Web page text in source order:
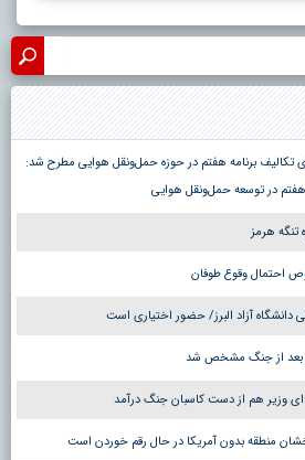
تکالیف برنامه هفتم در حوزه حمل‌ونقل هوایی مطرح شد:
هفتم در توسعه حمل‌ونقل هوایی
تنگه هرمز
احتمال وقوع طوفان
آزاد البرز/ حضور اختیاری است
بعد از جنگ مشخص شد
وزیر هم از دست کاسبان جنگ درآمد
منطقه بدون آمریکا در حال رقم خوردن است